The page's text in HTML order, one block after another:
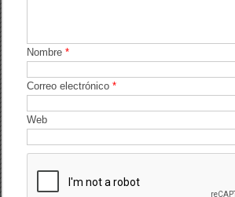
Nombre*
Correo electrónico*
Web